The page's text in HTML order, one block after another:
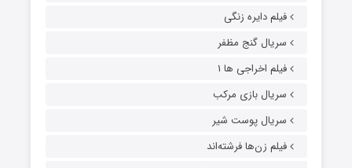
فیلم دایره زنگی
سریال گنج مظفر
فیلم اخراجی ها ۱
سریال بازی مرکب
سریال پوست شیر
فیلم زن‌ها فرشته‌اند